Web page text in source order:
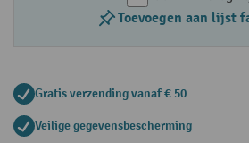
Toevoegen aan lijst
Gratis verzending vanaf € 50
Veilige gegevensbescherming